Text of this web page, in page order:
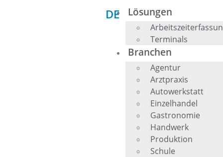
Lösungen
Terminals
Branchen
Agentur
Arztpraxis
Autowerkstatt
Einzelhandel
Gastronomie
Handwerk
Produktion
Schule
DE
EN